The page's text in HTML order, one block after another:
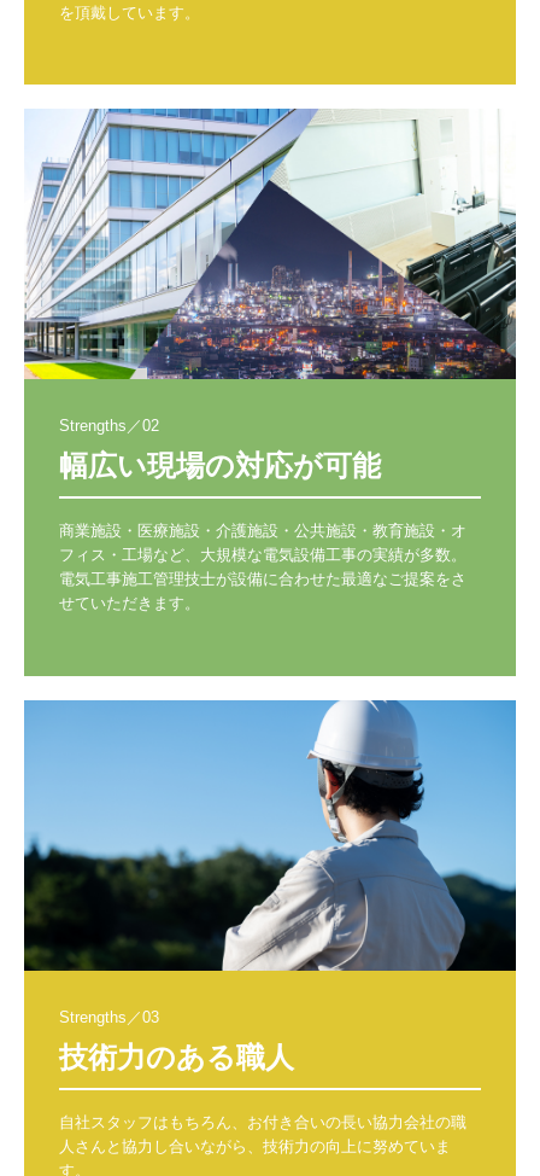
を頂戴しています。
Strengths／02
幅広い現場の対応が可能
商業施設・医療施設・介護施設・公共施設・教育施設・オ
フィス・工場など、大規模な電気設備工事の実績が多数。
電気工事施工管理技士が設備に合わせた最適なご提案をさ
せていただきます。
Strengths／03
技術力のある職人
自社スタッフはもちろん、お付き合いの長い協力会社の職
人さんと協力し合いながら、技術力の向上に努めていま
す。